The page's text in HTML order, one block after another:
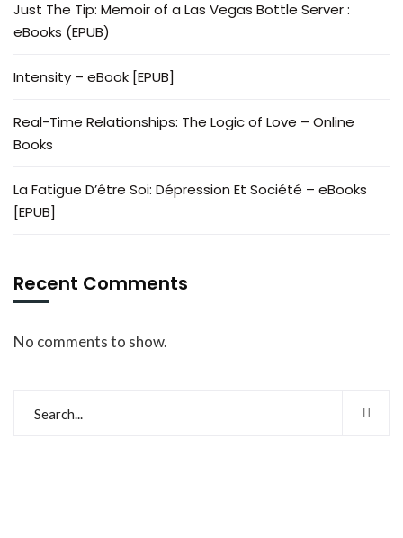
Just The Tip: Memoir of a Las Vegas Bottle Server :
eBooks (EPUB)
Intensity – eBook [EPUB]
Real-Time Relationships: The Logic of Love – Online
Books
La Fatigue D’être Soi: Dépression Et Société – eBooks
[EPUB]
Recent Comments
No comments to show.